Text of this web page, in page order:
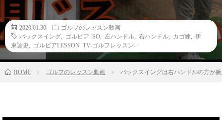
2020.01.30
ゴルフのレッスン動画
バックスイング
ゴルピア SO 左ハンドル 右ハンドル カゴ練
伊
東諭史
ゴルピアLESSON TV-ゴルフレッスン-
HOME ゴルフのレッスン動画 バックスイングは右ハンドルの方が